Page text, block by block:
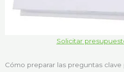
Solicitar
Cómo preparar las preguntas clave